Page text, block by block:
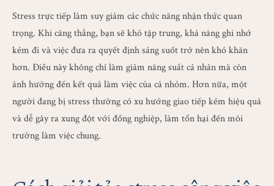
Stress trực tiếp làm suy giảm các chức năng nhận thức quan
trọng. Khi căng thẳng, bạn sẽ khó tập trung, khả năng ghi nhớ
kém đi và việc đưa ra quyết định sáng suốt trở nên khó khăn
hơn. Điều này không chỉ làm giảm năng suất cá nhân mà còn
ảnh hưởng đến kết quả làm việc của cả nhóm. Hơn nữa, một
người đang bị stress thường có xu hướng giao tiếp kém hiệu quả
và dễ gây ra xung đột với đồng nghiệp, làm tổn hại đến môi
trường làm việc chung.